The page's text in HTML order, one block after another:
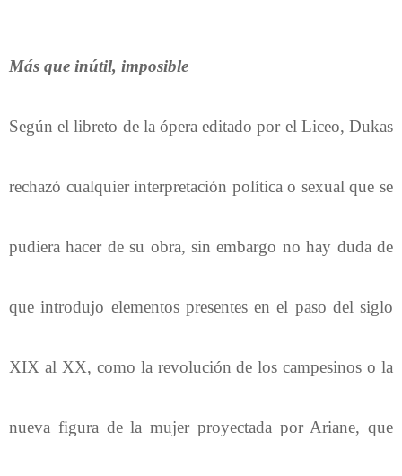
Más que inútil, imposible
Según el libreto de la ópera editado por el Liceo, Dukas
rechazó cualquier interpretación política o sexual que se
pudiera hacer de su obra, sin embargo no hay duda de
que introdujo elementos presentes en el paso del siglo
XIX al XX, como la revolución de los campesinos o la
nueva figura de la mujer proyectada por Ariane, que